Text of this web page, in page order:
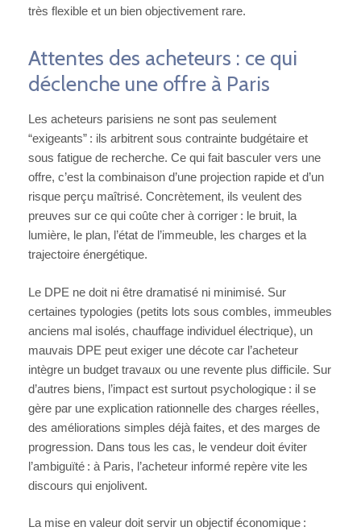
très flexible et un bien objectivement rare.
Attentes des acheteurs : ce qui
déclenche une offre à Paris
Les acheteurs parisiens ne sont pas seulement
“exigeants” : ils arbitrent sous contrainte budgétaire et
sous fatigue de recherche. Ce qui fait basculer vers une
offre, c’est la combinaison d’une projection rapide et d’un
risque perçu maîtrisé. Concrètement, ils veulent des
preuves sur ce qui coûte cher à corriger : le bruit, la
lumière, le plan, l’état de l’immeuble, les charges et la
trajectoire énergétique.
Le DPE ne doit ni être dramatisé ni minimisé. Sur
certaines typologies (petits lots sous combles, immeubles
anciens mal isolés, chauffage individuel électrique), un
mauvais DPE peut exiger une décote car l’acheteur
intègre un budget travaux ou une revente plus difficile. Sur
d’autres biens, l’impact est surtout psychologique : il se
gère par une explication rationnelle des charges réelles,
des améliorations simples déjà faites, et des marges de
progression. Dans tous les cas, le vendeur doit éviter
l’ambiguïté : à Paris, l’acheteur informé repère vite les
discours qui enjolivent.
La mise en valeur doit servir un objectif économique :